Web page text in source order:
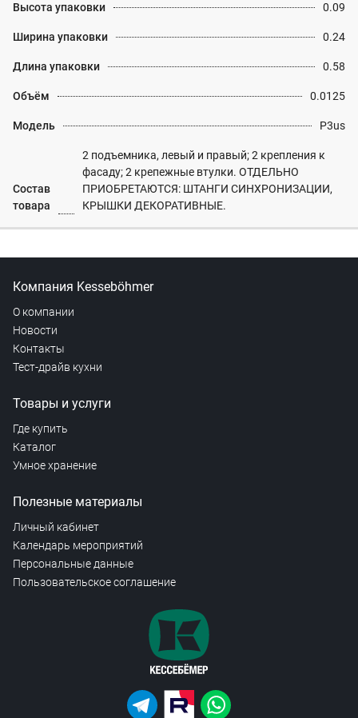
Высота упаковки 0.09
Ширина упаковки 0.24
Длина упаковки 0.58
Объём 0.0125
Модель P3us
Состав
товара
2 подъемника, левый и правый; 2 крепления к
фасаду; 2 крепежные втулки. ОТДЕЛЬНО
ПРИОБРЕТАЮТСЯ: ШТАНГИ СИНХРОНИЗАЦИИ,
КРЫШКИ ДЕКОРАТИВНЫЕ.
Компания Kesseböhmer
О компании
Новости
Контакты
Тест-драйв кухни
Товары и услуги
Где купить
Каталог
Умное хранение
Полезные материалы
Личный кабинет
Календарь мероприятий
Персональные данные
Пользовательское соглашение